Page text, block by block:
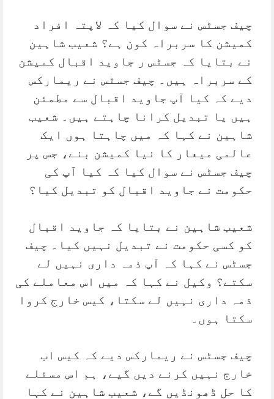
چیف جسٹس نے سوال کیا کہ لاپتہ افراد
کمیشن کا سربراہ کون ہے؟ شعیب شاہین
نے بتایا کہ جسٹس ر جاوید اقبال کمیشن
کے سربراہ ہیں۔ چیف جسٹس نے ریمارکس
دیے کہ کیا آپ جاوید اقبال سے مطمئن
ہیں یا تبدیل کرانا چاہتے ہیں۔ شعیب
شاہین نے کہا کہ میں چاہتا ہوں ایک
عالمی میعار کا نیا کمیشن بنے، جس پر
چیف جسٹس نے سوال کیا کہ کیا آپ کی
حکومت نے جاوید اقبال کو تبدیل کیا؟
شعیب شاہین نے بتایا کہ جاوید اقبال
کو کسی حکومت نے تبدیل نہیں کیا۔ چیف
جسٹس نے کہا کہ آپ ذمہ داری نہیں لے
سکتے؟ وکیل نے کہا کہ میں اس معاملے کی
ذمہ داری نہیں لے سکتا، کیس خارج کروا
سکتا ہوں۔
چیف جسٹس نے ریمارکس دیے کہ کیس اب
خارج نہیں کرنے دیں گیے، ہم اس مسئلے
کا حل ڈھونڈیں گے، شعیب شاہین نے کہا